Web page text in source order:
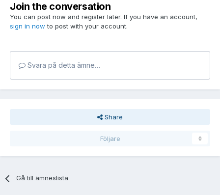
Join the conversation
You can post now and register later. If you have an account,
sign in now to post with your account.
Svara på detta ämne…
Share
Följare 0
Gå till ämneslista